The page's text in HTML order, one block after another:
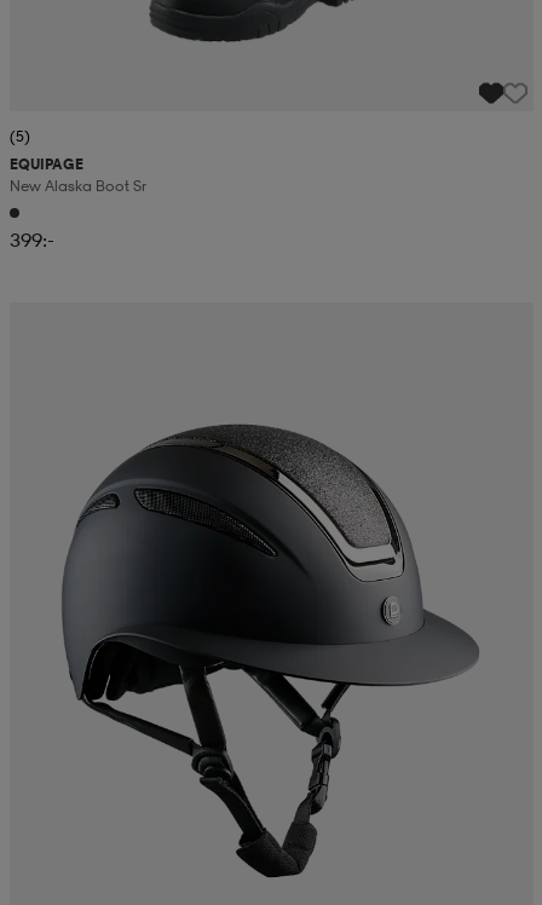
(5)
EQUIPAGE
New Alaska Boot Sr
399:-